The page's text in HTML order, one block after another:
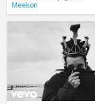
Meekon